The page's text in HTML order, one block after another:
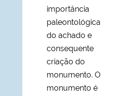
importância
paleontológica
do achado e
consequente
criação do
monumento. O
monumento é